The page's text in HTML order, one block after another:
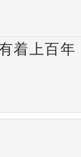
着上百